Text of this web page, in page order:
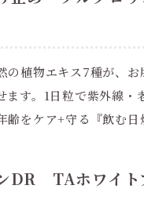
の植物エキス7種が、お
ます。1日粒で紫外線・
齢をケア+守る『飲む日
DR TAホワイト